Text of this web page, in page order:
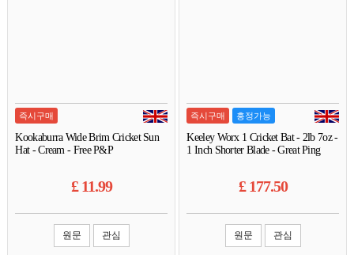
즉시구매
Kookaburra Wide Brim Cricket Sun
Hat - Cream - Free P&P
£11.99
원문 관심
즉시구매 흥정가능
Keeley Worx 1 Cricket Bat - 2lb 7oz -
1 Inch Shorter Blade - Great Ping
£177.50
원문 관심